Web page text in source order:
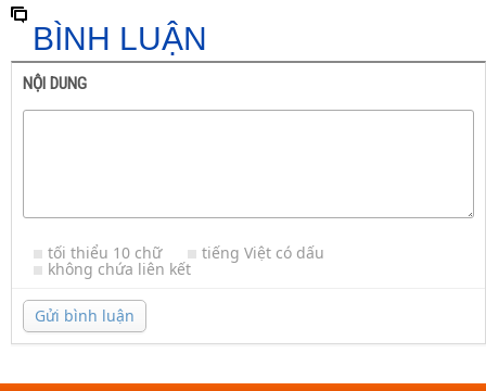
BÌNH LUẬN
NỘI DUNG
tối thiểu 10 chữ tiếng Việt có dấu
không chứa liên kết
Gửi bình luận